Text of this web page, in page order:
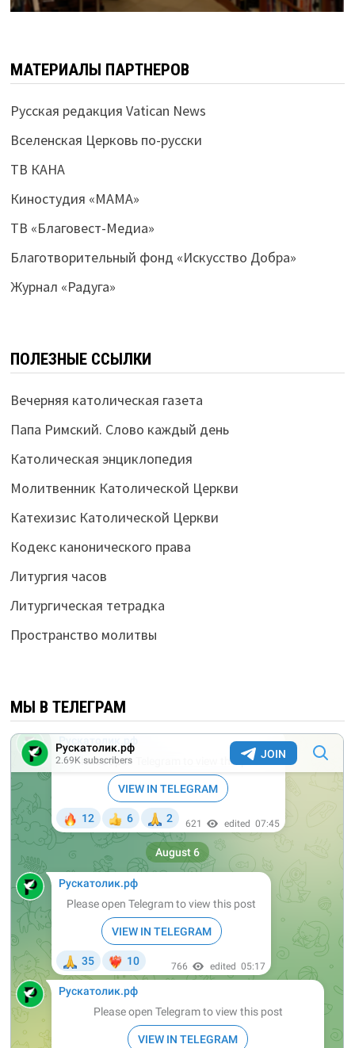
МАТЕРИАЛЫ ПАРТНЕРОВ
Русская редакция Vatican News
Вселенская Церковь по-русски
ТВ КАНА
Киностудия «МАМА»
ТВ «Благовест-Медиа»
Благотворительный фонд «Искусство Добра»
Журнал «Радуга»
ПОЛЕЗНЫЕ ССЫЛКИ
Вечерняя католическая газета
Папа Римский. Слово каждый день
Католическая энциклопедия
Молитвенник Католической Церкви
Катехизис Католической Церкви
Кодекс канонического права
Литургия часов
Литургическая тетрадка
Пространство молитвы
МЫ В ТЕЛЕГРАМ